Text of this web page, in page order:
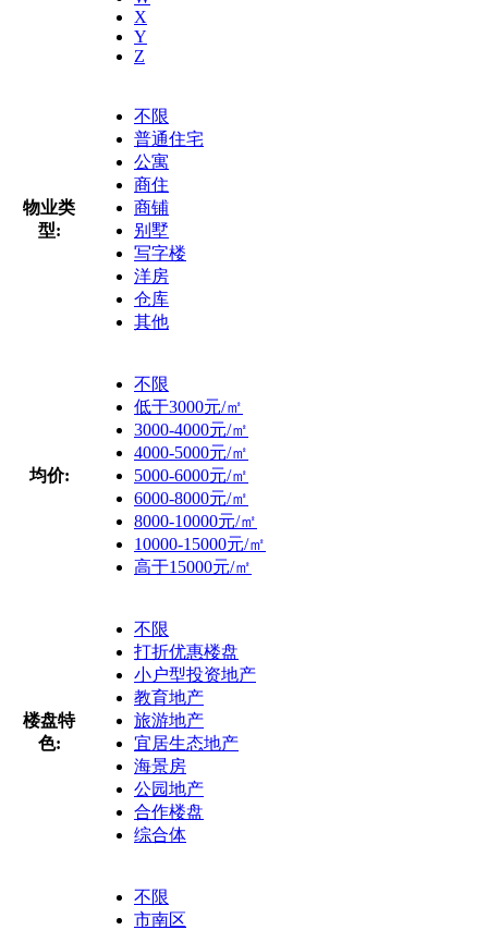
X
Y
Z
物业类
型:
不限
普通住宅
公寓
商住
商铺
别墅
写字楼
洋房
仓库
其他
均价:
不限
低于3000元/㎡
3000-4000元/㎡
4000-5000元/㎡
5000-6000元/㎡
6000-8000元/㎡
8000-10000元/㎡
10000-15000元/㎡
高于15000元/㎡
楼盘特
色:
不限
打折优惠楼盘
小户型投资地产
教育地产
旅游地产
宜居生态地产
海景房
公园地产
合作楼盘
综合体
不限
市南区